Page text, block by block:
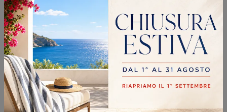
ATOLLO CABINA ARMADIO
Cerchi un guardaroba in melaminico? Clicca e scopri armadi cabine armadio con ante scorrevoli di Sangiacomo.